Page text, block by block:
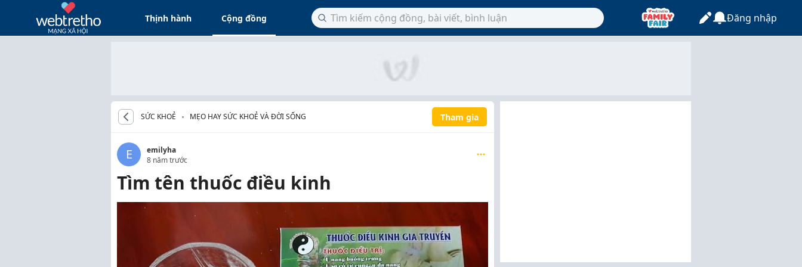
Thịnh hành Cộng đồng Đăng nhập
SỨC KHOẺ MẸO HAY SỨC KHOẺ VÀ ĐỜI SỐNG Tham gia
E
emilyha
8 năm trước
Tìm tên thuốc điều kinh